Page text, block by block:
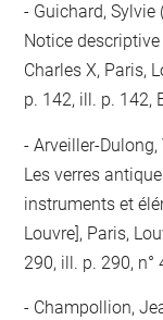
Guichard,
Notice
Charles X, Paris,
p. 142, ill. p. 142,
Arveiller-
Les verres
instruments et
Louvre], Paris,
290, ill. p. 290, n°
Champollion,